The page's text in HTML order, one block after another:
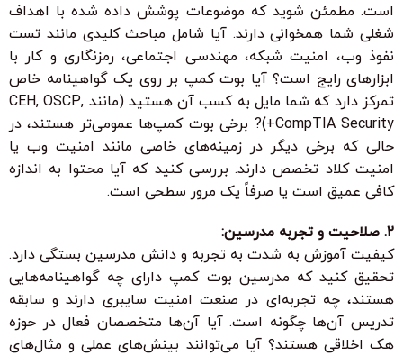
است. مطمئن شوید که موضوعات پوشش داده شده با اهداف
شغلی شما همخوانی دارند. آیا شامل مباحث کلیدی مانند تست
نفوذ وب، امنیت شبکه، مهندسی اجتماعی، رمزنگاری و کار با
ابزارهای رایج است؟ آیا بوت کمپ بر روی یک گواهینامه خاص
تمرکز دارد که شما مایل به کسب آن هستید (مانند CEH, OSCP,
CompTIA Security+)? برخی بوت کمپ‌ها عمومی‌تر هستند، در
حالی که برخی دیگر در زمینه‌های خاصی مانند امنیت وب یا
امنیت کلاد تخصص دارند. بررسی کنید که آیا محتوا به اندازه
کافی عمیق است یا صرفاً یک مرور سطحی است.
2. صلاحیت و تجربه مدرسین:
کیفیت آموزش به شدت به تجربه و دانش مدرسین بستگی دارد.
تحقیق کنید که مدرسین بوت کمپ دارای چه گواهینامه‌هایی
هستند، چه تجربه‌ای در صنعت امنیت سایبری دارند و سابقه
تدریس آن‌ها چگونه است. آیا آن‌ها متخصصان فعال در حوزه
هک اخلاقی هستند؟ آیا می‌توانند بینش‌های عملی و مثال‌های